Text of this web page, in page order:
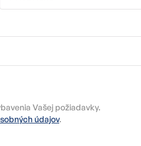
Vašej požiadavky.
údajov.